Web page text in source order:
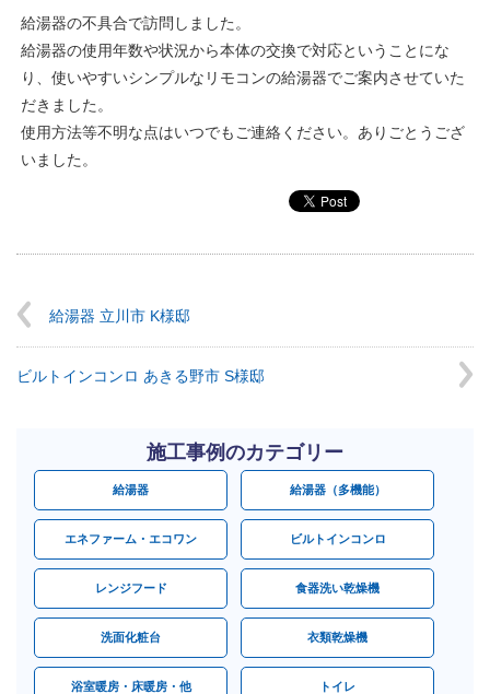
給湯器の不具合で訪問しました。
給湯器の使用年数や状況から本体の交換で対応ということにな
り、使いやすいシンプルなリモコンの給湯器でご案内させていた
だきました。
使用方法等不明な点はいつでもご連絡ください。ありごとうござ
いました。
給湯器 立川市 K様邸
ビルトインコンロ あきる野市 S様邸
施工事例のカテゴリー
給湯器 給湯器（多機能）
エネファーム・エコワン ビルトインコンロ
レンジフード 食器洗い乾燥機
洗面化粧台 衣類乾燥機
浴室暖房・床暖房・他 トイレ